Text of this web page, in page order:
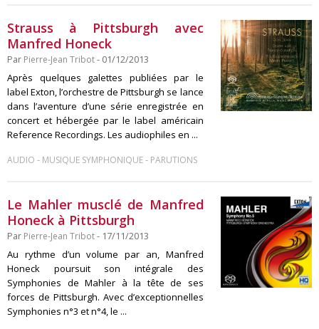
Strauss à Pittsburgh avec
Manfred Honeck
Par Pierre-Jean Tribot- 01/12/2013
Après quelques galettes publiées par le
label Exton, l’orchestre de Pittsburgh se lance
dans l’aventure d’une série enregistrée en
concert et hébergée par le label américain
Reference Recordings. Les audiophiles en ...
AUDIO - MUSIQUE SYMPHONIQUE- PARUTIONS
Le Mahler musclé de Manfred
Honeck à Pittsburgh
Par Pierre-Jean Tribot- 17/11/2013
Au rythme d’un volume par an, Manfred
Honeck poursuit son intégrale des
Symphonies de Mahler à la tête de ses
forces de Pittsburgh. Avec d’exceptionnelles
Symphonies n°3 et n°4, le ...